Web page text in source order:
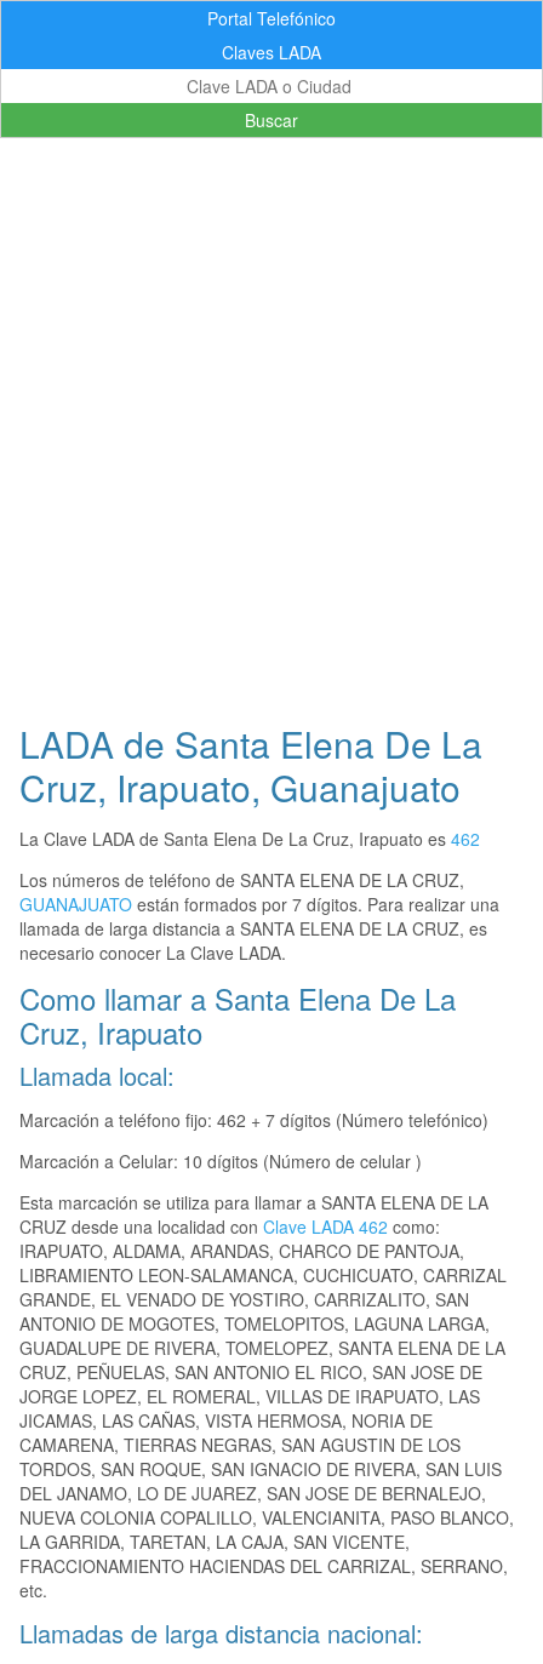
Portal Telefónico
Claves LADA
Buscar
LADA de Santa Elena De La
Cruz, Irapuato, Guanajuato
La Clave LADA de Santa Elena De La Cruz, Irapuato es 462
Los números de teléfono de SANTA ELENA DE LA CRUZ,
GUANAJUATO están formados por 7 dígitos. Para realizar una
llamada de larga distancia a SANTA ELENA DE LA CRUZ, es
necesario conocer La Clave LADA.
Como llamar a Santa Elena De La
Cruz, Irapuato
Llamada local:
Marcación a teléfono fijo: 462 + 7 dígitos (Número telefónico)
Marcación a Celular: 10 dígitos (Número de celular )
Esta marcación se utiliza para llamar a SANTA ELENA DE LA
CRUZ desde una localidad con Clave LADA 462 como:
IRAPUATO, ALDAMA, ARANDAS, CHARCO DE PANTOJA,
LIBRAMIENTO LEON-SALAMANCA, CUCHICUATO, CARRIZAL
GRANDE, EL VENADO DE YOSTIRO, CARRIZALITO, SAN
ANTONIO DE MOGOTES, TOMELOPITOS, LAGUNA LARGA,
GUADALUPE DE RIVERA, TOMELOPEZ, SANTA ELENA DE LA
CRUZ, PEÑUELAS, SAN ANTONIO EL RICO, SAN JOSE DE
JORGE LOPEZ, EL ROMERAL, VILLAS DE IRAPUATO, LAS
JICAMAS, LAS CAÑAS, VISTA HERMOSA, NORIA DE
CAMARENA, TIERRAS NEGRAS, SAN AGUSTIN DE LOS
TORDOS, SAN ROQUE, SAN IGNACIO DE RIVERA, SAN LUIS
DEL JANAMO, LO DE JUAREZ, SAN JOSE DE BERNALEJO,
NUEVA COLONIA COPALILLO, VALENCIANITA, PASO BLANCO,
LA GARRIDA, TARETAN, LA CAJA, SAN VICENTE,
FRACCIONAMIENTO HACIENDAS DEL CARRIZAL, SERRANO,
etc.
Llamadas de larga distancia nacional: